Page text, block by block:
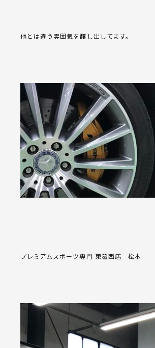
他とは違う雰囲気を醸し出してます。
プレミアムスポーツ専門 東葛西店 松本